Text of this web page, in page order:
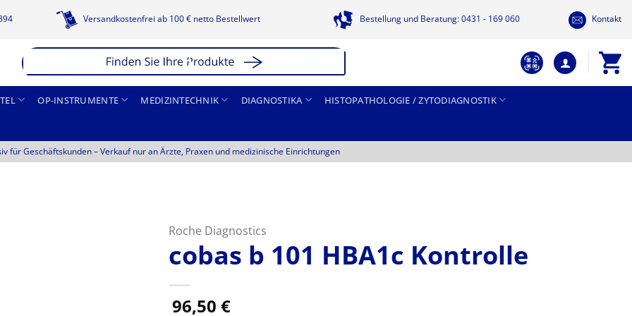
Versandkostenfrei ab 100 € netto Bestellwert Bestellung und Beratung: 0431 - 169 060 Kontakt
OP-INSTRUMENTE MEDIZINTECHNIK DIAGNOSTIKA HISTOPATHOLOGIE / ZYTODIAGNOSTIK
für Geschäftskunden –Verkauf nur an Ärzte, Praxen und medizinische Einrichtungen
Roche Diagnostics
cobas b 101 HBA1c Kontrolle
96,50 €